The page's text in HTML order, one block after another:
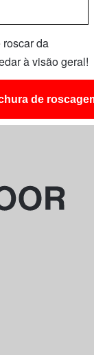
da
à visão geral!
de